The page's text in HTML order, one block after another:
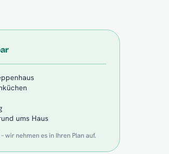
ums Haus
wir nehmen es in Ihren Plan auf.